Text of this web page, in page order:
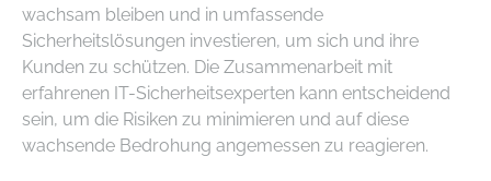
wachsam bleiben und in umfassende
Sicherheitslösungen investieren, um sich und ihre
Kunden zu schützen. Die Zusammenarbeit mit
erfahrenen IT-Sicherheitsexperten kann entscheidend
sein, um die Risiken zu minimieren und auf diese
wachsende Bedrohung angemessen zu reagieren.